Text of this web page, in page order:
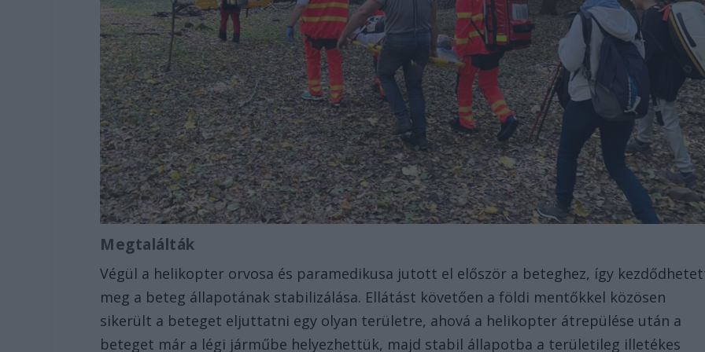
Megtalálták
Végül a helikopter orvosa és paramedikusa jutott el először a beteghez, így
meg a beteg állapotának stabilizálása. Ellátást követően a földi mentőkkel közösen
sikerült a beteget eljuttatni egy olyan területre, ahová a helikopter átrepülése után a
beteget már a légi járműbe helyezhettük, majd stabil állapotba a területileg illetékes